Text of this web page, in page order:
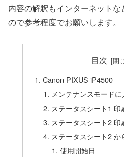
内容の解釈もインターネット
ので参考程度でお願いします。
目次
Canon PIXUS iP4500
メンテナンスモード
ステータスシート1 印
ステータスシート2 印
ステータスシート2 か
使用開始日